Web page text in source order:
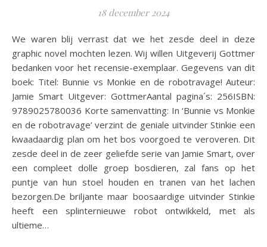
18 december 2024
We waren blij verrast dat we het zesde deel in deze
graphic novel mochten lezen. Wij willen Uitgeverij Gottmer
bedanken voor het recensie-exemplaar. Gegevens van dit
boek: Titel: Bunnie vs Monkie en de robotravage! Auteur:
Jamie Smart Uitgever: GottmerAantal pagina´s: 256ISBN:
9789025780036 Korte samenvatting: In ‘Bunnie vs Monkie
en de robotravage’ verzint de geniale uitvinder Stinkie een
kwaadaardig plan om het bos voorgoed te veroveren. Dit
zesde deel in de zeer geliefde serie van Jamie Smart, over
een compleet dolle groep bosdieren, zal fans op het
puntje van hun stoel houden en tranen van het lachen
bezorgen.De briljante maar boosaardige uitvinder Stinkie
heeft een splinternieuwe robot ontwikkeld, met als
ultieme…